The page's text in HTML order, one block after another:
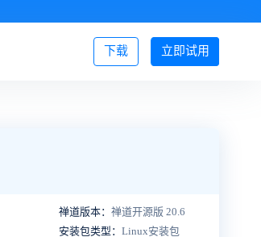
立即试用
下载 登录/注册
禅道版本： 禅道开源版 20.6
安装包类型： Linux安装包